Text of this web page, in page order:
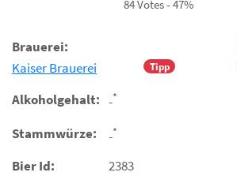
84 Votes - 47%
Brauerei:
Tipp
Kaiser Brauerei
Alkoholgehalt: -*
Stammwürze: -*
Bier Id: 2383